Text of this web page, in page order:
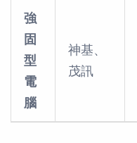
強
固
型
電
腦
神基、
茂訊